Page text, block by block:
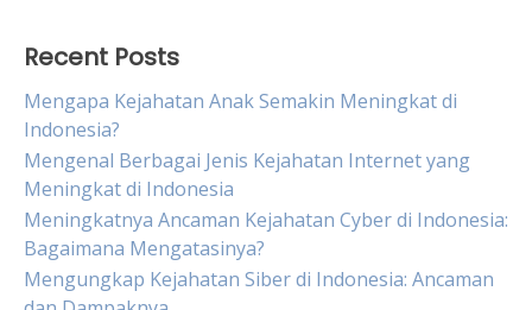
Recent Posts
Mengapa Kejahatan Anak Semakin Meningkat di
Indonesia?
Mengenal Berbagai Jenis Kejahatan Internet yang
Meningkat di Indonesia
Meningkatnya Ancaman Kejahatan Cyber di Indonesia:
Bagaimana Mengatasinya?
Mengungkap Kejahatan Siber di Indonesia: Ancaman